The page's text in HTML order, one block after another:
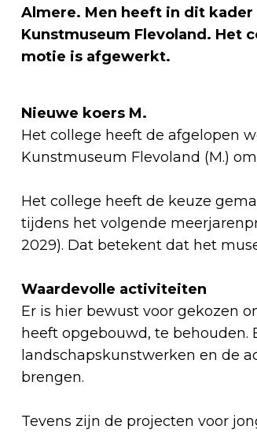
Almere. Men heeft in dit
Kunstmuseum Flevoland. Het
motie is afgewerkt.
Nieuwe koers M.
Het college heeft de afgelopen
Kunstmuseum Flevoland (M.)
Het college heeft de keuze
tijdens het volgende
2029). Dat betekent dat het
Waardevolle activiteiten
Er is hier bewust voor gekozen
heeft opgebouwd, te
landschapskunstwerken en de
brengen.
Tevens zijn de projecten voor